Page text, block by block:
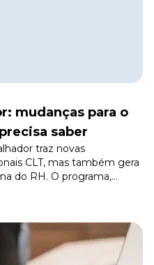
mudanças para o
saber
traz novas
CLT, mas também gera
do RH. O programa,
exige atenção
[…]